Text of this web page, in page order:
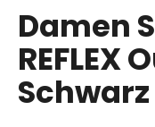
Damen
REFLEX
Schwarz
e
m
p
f
e